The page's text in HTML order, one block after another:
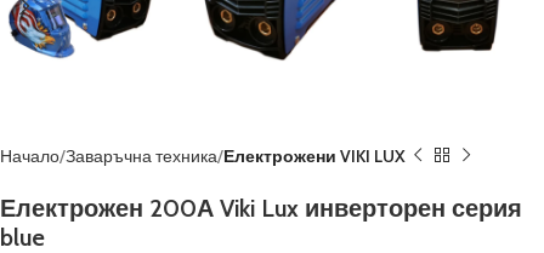
Начало Заваръчна техника Електрожени VIKI LUX
Електрожен 200А Viki Lux инверторен серия
blue